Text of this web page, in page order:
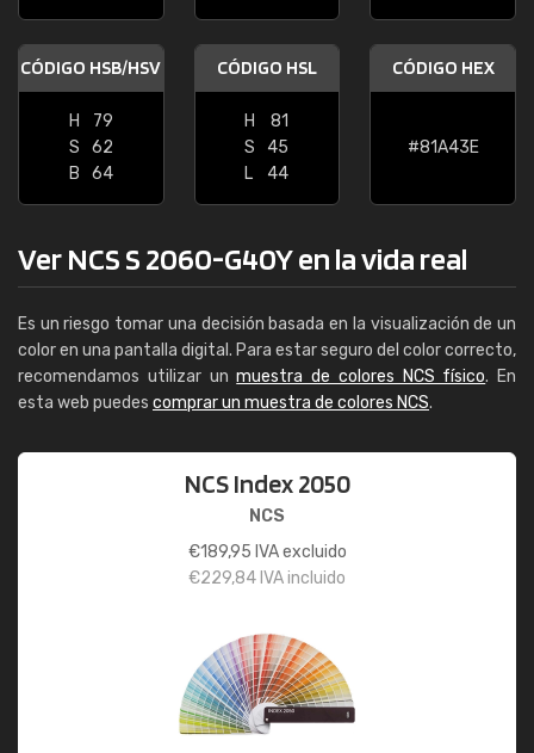
CÓDIGO HSB/HSV
H
79
S
62
B
64
CÓDIGO HSL
H
81
S
45
L
44
CÓDIGO HEX
#81A43E
Ver NCS S 2060-G40Y en la vida real
Es un riesgo tomar una decisión basada en la visualización de un
color en una pantalla digital. Para estar seguro del color correcto,
recomendamos utilizar unmuestra de colores NCS físico. En
esta web puedes comprar un muestra de colores NCS.
NCS Index 2050
NCS
€189,95 IVA excluido
€229,84 IVA incluido